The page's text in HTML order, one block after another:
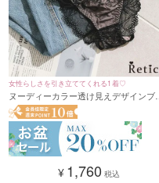
女性らしさを引き立ててくれる1着♡
ヌーディーカラー透け見えデザインブラ
ジャー＆ショーツセット(モカ)(B～D/65
～85)
¥ 1,760 税込